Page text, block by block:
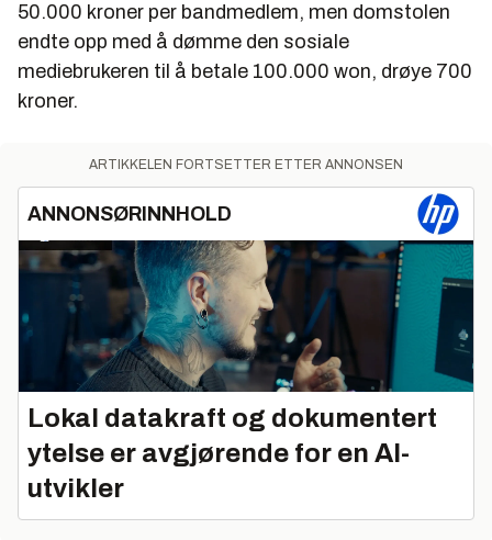
50.000 kroner per bandmedlem, men domstolen
endte opp med å dømme den sosiale
mediebrukeren til å betale 100.000 won, drøye 700
kroner.
ARTIKKELEN FORTSETTER ETTER ANNONSEN
ANNONSØRINNHOLD
Lokal datakraft og dokumentert
ytelse er avgjørende for en AI-
utvikler